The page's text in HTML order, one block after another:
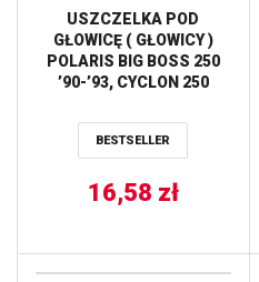
USZCZELKA POD
GŁOWICĘ ( GŁOWICY )
POLARIS BIG BOSS 250
’90-’93, CYCLON 250
250 ’90-’06, TRAIL BOSS
250 ’86-’99, XPLORER
ATHENA
BESTSELLER
16,58 zł